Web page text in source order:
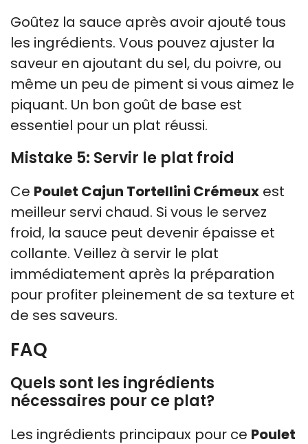
Goûtez la sauce après avoir ajouté tous
les ingrédients. Vous pouvez ajuster la
saveur en ajoutant du sel, du poivre, ou
même un peu de piment si vous aimez le
piquant. Un bon goût de base est
essentiel pour un plat réussi.
Mistake 5: Servir le plat froid
Ce Poulet Cajun Tortellini Crémeux est
meilleur servi chaud. Si vous le servez
froid, la sauce peut devenir épaisse et
collante. Veillez à servir le plat
immédiatement après la préparation
pour profiter pleinement de sa texture et
de ses saveurs.
FAQ
Quels sont les ingrédients
nécessaires pour ce plat?
Les ingrédients principaux pour ce Poulet